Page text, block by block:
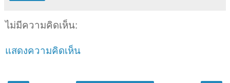
ไม่มีความคิดเห็น:
แสดงความคิดเห็น